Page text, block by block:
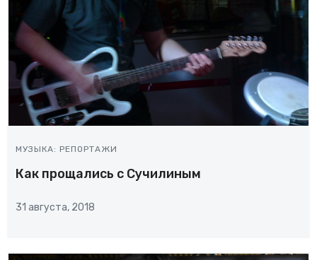
МУЗЫКА: РЕПОРТАЖИ
Как прощались с Сучилиным
31 августа, 2018